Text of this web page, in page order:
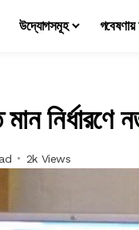
উদ্যোগসমূহ গবেষণায়
2k Views